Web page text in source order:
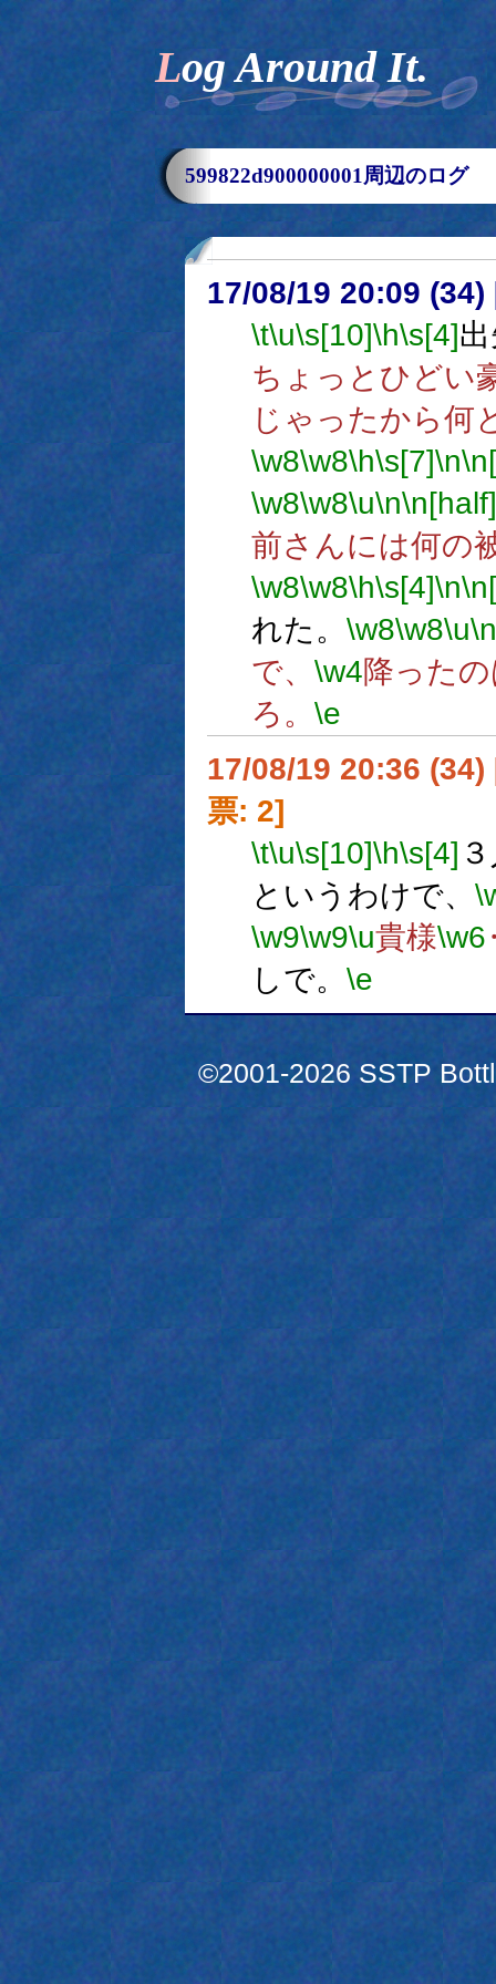
Log Around It.
599822d900000001周辺のログ
17/08/19 20:09 (34)
\t\u\s[10]\h\s[4]
ちょっとひどい
じゃったから何
\w8\w8\h\s[7]\n
\w8\w8\u\n\n[half]
前さんには何の
\w8\w8\h\s[4]\n
れた。 \w8\w8\u\n
で、 \w4降った
ろ。 \e
17/08/19 20:36 (34)
票: 2]
\t\u\s[10]\h\s[4]
というわけで、
\w9\w9\u貴様\w6
しで。 \e
©2001-2026 SSTP